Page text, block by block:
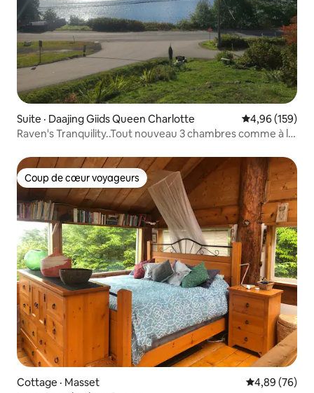
Suite · Daajing Giids Queen Charlotte Note
4,96 (159)
Raven's Tranquility..Tout nouveau 3 chambres comme à la
Coup de cœur voyageurs
Coup de cœur voyageurs
Cottage · Masset Note
4,89 (76)